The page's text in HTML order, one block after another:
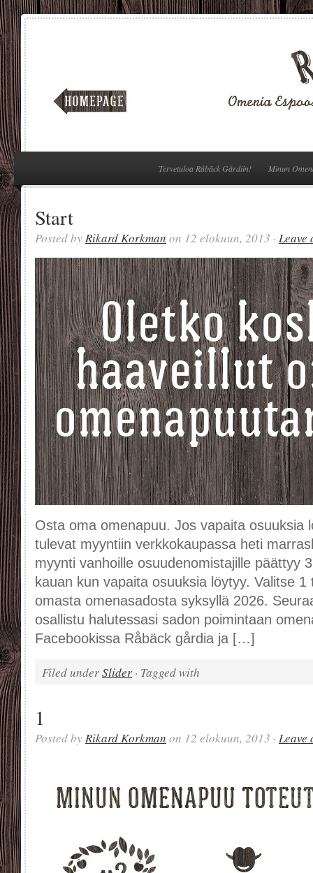
Tervetuloa Råbäck Gårdiin! Minun
Start
Posted by Rikard Korkman on 12 elokuun, 2013 · Leave
Osta oma omenapuu. Jos vapaita osuuksia
tulevat myyntiin verkkokaupassa heti
myynti vanhoille osuudenomistajille päättyy
kauan kun vapaita osuuksia löytyy. Valitse
omasta omenasadosta syksyllä 2026.
osallistu halutessasi sadon poimintaan
Facebookissa Råbäck gårdia ja […]
Filed underSlider · Tagged with
1
Posted by Rikard Korkman on 12 elokuun, 2013 · Leave